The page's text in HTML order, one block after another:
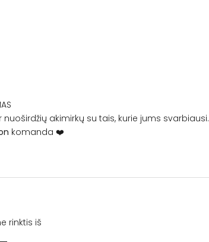
akimirkų su tais, kurie jums svarbiausi.
komanda ❤️
rinktis iš